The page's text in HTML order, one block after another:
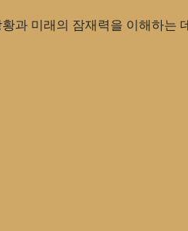
과 미래의 잠재력을 이해하는